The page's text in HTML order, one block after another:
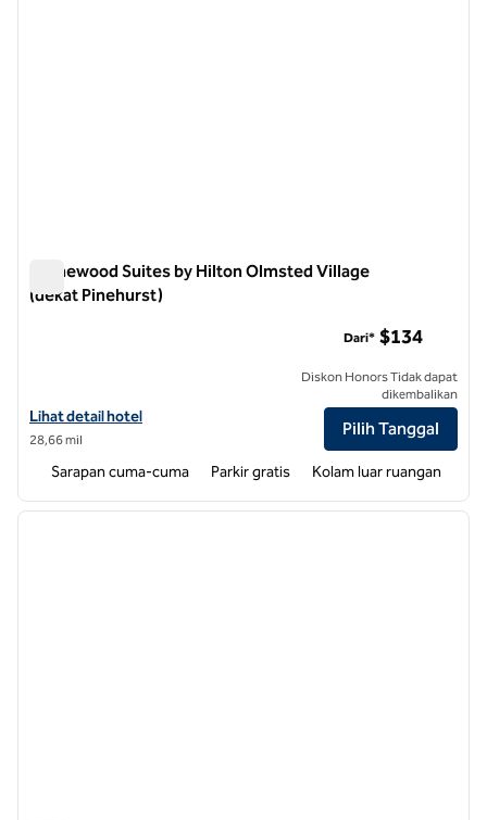
Homewood Suites by Hilton Olmsted Village
(dekat Pinehurst)
Lihat detail hotel untuk Homewood Suites by Hilton Olmsted
Lihat detail hotel
28,66 mil
Dari* $134
Diskon Honors Tidak dapat
dikembalikan
Pilih Tanggal
Sarapan cuma-cuma Parkir gratis Kolam luar ruangan
1 dari 12